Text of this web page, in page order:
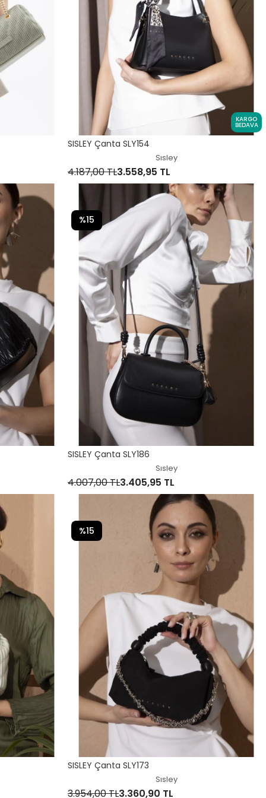
KARGO
BEDAVA
SISLEY Çanta SLY154
Sısley
4.187,00 TL3.558,95 TL
SISLEY Çanta SLY186
Sısley
4.007,00 TL3.405,95 TL
%15
SISLEY Çanta SLY173
Sısley
3.954,00 TL3.360,90 TL
%15